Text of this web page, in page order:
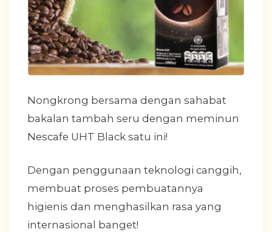
Nongkrong bersama dengan sahabat
bakalan tambah seru dengan meminun
Nescafe UHT Black satu ini!
Dengan penggunaan teknologi canggih,
membuat proses pembuatannya
higienis dan menghasilkan rasa yang
internasional banget!